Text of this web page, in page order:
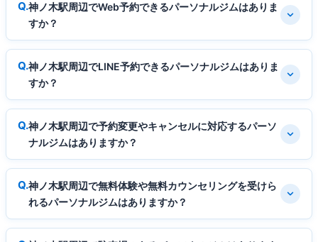
神ノ木駅周辺でWeb予約できるパーソナルジムはありま
すか？
神ノ木駅周辺でLINE予約できるパーソナルジムはありま
すか？
神ノ木駅周辺で予約変更やキャンセルに対応するパーソ
ナルジムはありますか？
神ノ木駅周辺で無料体験や無料カウンセリングを受けら
れるパーソナルジムはありますか？